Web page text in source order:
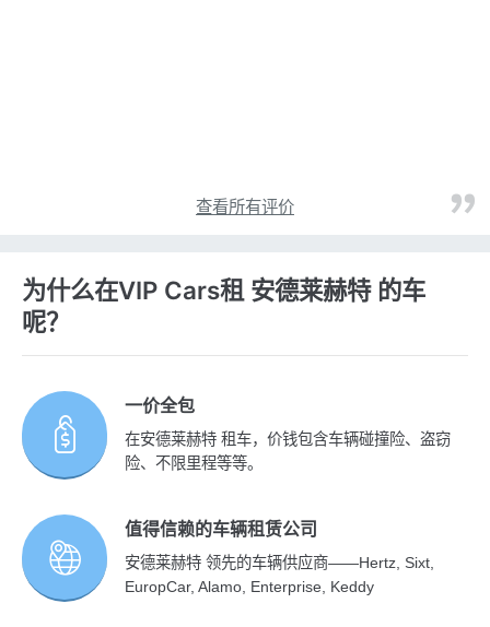
查看所有评价
为什么在VIP Cars租 安德莱赫特 的车
呢？
一价全包
在安德莱赫特 租车，价钱包含车辆碰撞险、盗窃
险、不限里程等等。
值得信赖的车辆租赁公司
安德莱赫特 领先的车辆供应商——Hertz, Sixt,
EuropCar, Alamo, Enterprise, Keddy